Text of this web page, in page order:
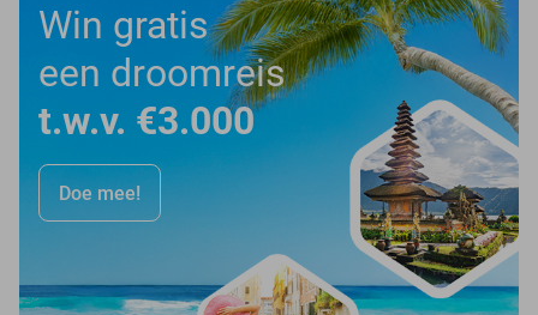
Win gratis
een droomreis
t.w.v. €3.000
Doe mee!